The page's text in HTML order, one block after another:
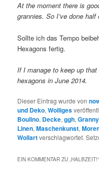
At the moment there is
grannies. So I’ve done
Sollte ich das Tempo
Hexagons fertig.
If I manage to keep up
hexagons in June 2014.
Dieser Eintrag wurde von
und Deko,Wolliges
Boulino, Decke,ggh,
Linen,Maschenkunst,
Wollartverschlagwortet.
EIN KOMMENTAR ZU „HALBZEIT!“